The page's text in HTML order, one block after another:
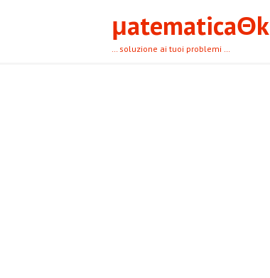
μatematicaΘk
… soluzione ai tuoi problemi …